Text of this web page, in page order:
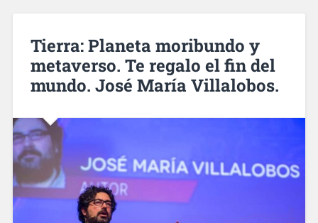
Tierra: Planeta moribundo y
metaverso. Te regalo el fin del
mundo. José María Villalobos.